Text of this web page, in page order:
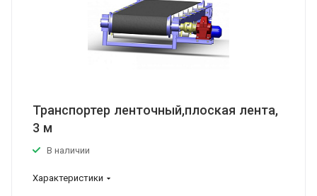
Транспортер ленточный,плоская лента,
3 м
В наличии
Характеристики